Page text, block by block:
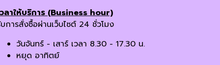
ลาให้บริการ (Business hour)
การสั่งซื้อผ่านเว็บไซต์ 24 ชั่วโมง
วันจันทร์ - เสาร์ เวลา 8.30 - 17.30 น.
หยุด อาทิตย์